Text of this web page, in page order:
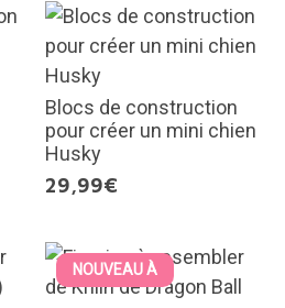
Blocs de construction
pour créer un mini chien
Husky
29,99€
NOUVEAU À